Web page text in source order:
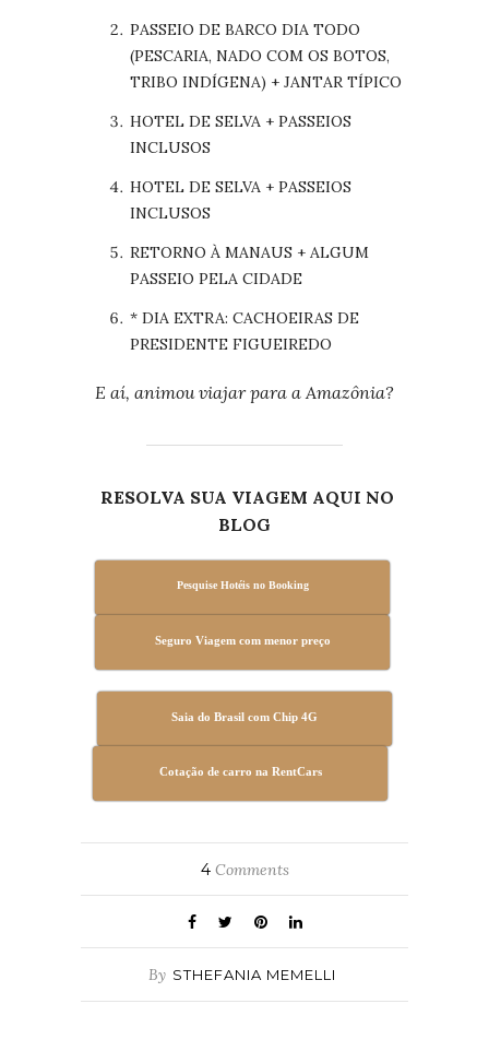
PASSEIO DE BARCO DIA TODO
(PESCARIA, NADO COM OS BOTOS,
TRIBO INDÍGENA) + JANTAR TÍPICO
HOTEL DE SELVA + PASSEIOS
INCLUSOS
HOTEL DE SELVA + PASSEIOS
INCLUSOS
RETORNO À MANAUS + ALGUM
PASSEIO PELA CIDADE
* DIA EXTRA: CACHOEIRAS DE
PRESIDENTE FIGUEIREDO
E aí, animou viajar para a Amazônia?
RESOLVA SUA VIAGEM AQUI NO
BLOG
Pesquise Hotéis no Booking
Seguro Viagem com menor preço
Saia do Brasil com Chip 4G
Cotação de carro na RentCars
4Comments
By STHEFANIA MEMELLI